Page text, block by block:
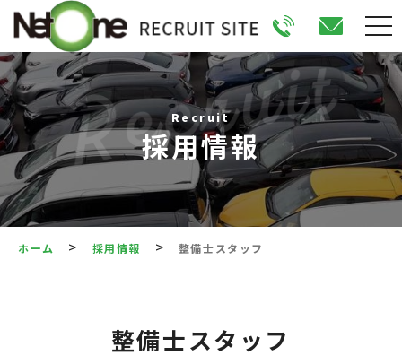
採用情報
Recruit
ホーム > 採用情報 > 整備士スタッフ
整備士スタッフ